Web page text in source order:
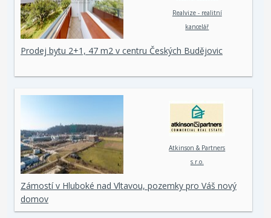
Realvize - realitní
kancelář
Prodej bytu 2+1, 47 m2 v centru Českých Budějovic
Atkinson & Partners
s.r.o.
Zámostí v Hluboké nad Vltavou, pozemky pro Váš nový
domov